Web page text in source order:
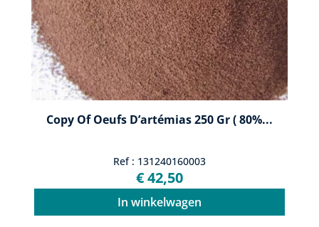
Copy Of Oeufs D’artémias 250 Gr ( 80%...
Ref : 131240160003
€ 42,50
In winkelwagen